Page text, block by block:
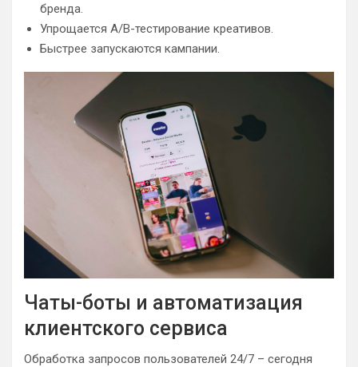
бренда.
Упрощается A/B-тестирование креативов.
Быстрее запускаются кампании.
Чаты-боты и автоматизация
клиентского сервиса
Обработка запросов пользователей 24/7 – сегодня